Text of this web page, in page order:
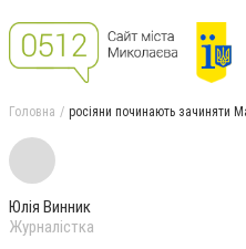
Головна росіяни починають зачиняти
Юлія Винник
Журналістка